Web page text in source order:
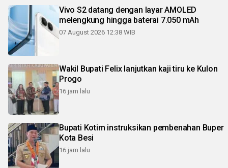
Vivo S2 datang dengan layar AMOLED
melengkung hingga baterai 7.050 mAh
07 August 2026 12:38 WIB
Wakil Bupati Felix lanjutkan kaji tiru ke Kulon
Progo
16 jam lalu
Bupati Kotim instruksikan pembenahan Buper
Kota Besi
16 jam lalu